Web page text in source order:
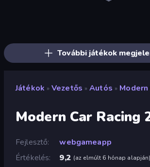
További játékok
Játékok » Vezetős » Autós » Modern
Modern Car Racing
Fejlesztő
webgameapp
Értékelés
9,2 (az elmúlt 6 hónap alapján)